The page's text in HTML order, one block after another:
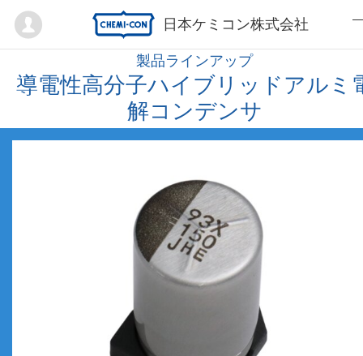
日本ケミコン株式会社
Mypage
製品ラインアップ
導電性高分子ハイブリッドアルミ
解コンデンサ